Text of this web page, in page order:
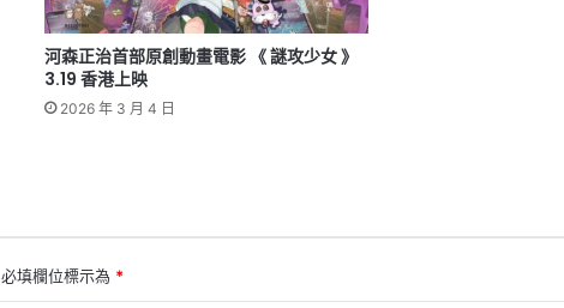
河森正治首部原創動畫電影 《 謎攻少女 》
3.19 香港上映
2026 年 3 月 4 日
必填欄位標示為 *